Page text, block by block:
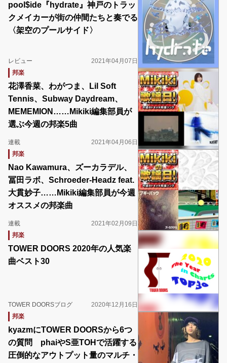
pool$ide『hydrate』神戸のトラッ
クメイカーが街の仲間たちと奏でる
〈架空のプールサイド〉
レビュー
2021年04月07日
邦楽
花澤香菜、わがつま、Lil Soft
Tennis、Subway Daydream、
MEMEMION……Mikiki編集部員が
選ぶ今週の邦楽5曲
連載
2021年04月06日
邦楽
Nao Kawamura、ズーカラデル、
冨田ラボ、Schroeder-Headz feat.
大貫妙子……Mikiki編集部員が今週
オススメの邦楽曲
連載
2021年02月09日
邦楽
TOWER DOORS 2020年の人気楽
曲ベスト30
TOWER DOORSブログ
2020年12月16日
邦楽
kyazmにTOWER DOORSから6つ
の質問 phaiやS亜TOHで活躍する
圧倒的なアウトプット量のマルチ・